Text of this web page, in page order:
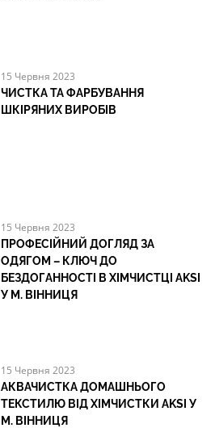
15 Червня 2023
ЧИСТКА ТА ФАРБУВАННЯ
ШКІРЯНИХ ВИРОБІВ
15 Червня 2023
ПРОФЕСІЙНИЙ ДОГЛЯД ЗА
ОДЯГОМ – КЛЮЧ ДО
БЕЗДОГАННОСТІ В ХІМЧИСТЦІ AKSI
У М. ВІННИЦЯ
15 Червня 2023
АКВАЧИСТКА ДОМАШНЬОГО
ТЕКСТИЛЮ ВІД ХІМЧИСТКИ AKSI У
М. ВІННИЦЯ